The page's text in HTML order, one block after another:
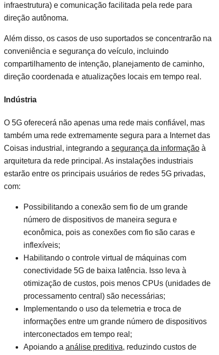
infraestrutura) e comunicação facilitada pela rede para
direção autônoma.
Além disso, os casos de uso suportados se concentrarão na
conveniência e segurança do veículo, incluindo
compartilhamento de intenção, planejamento de caminho,
direção coordenada e atualizações locais em tempo real.
Indústria
O 5G oferecerá não apenas uma rede mais confiável, mas
também uma rede extremamente segura para a Internet das
Coisas industrial, integrando a segurança da informação à
arquitetura da rede principal. As instalações industriais
estarão entre os principais usuários de redes 5G privadas,
com:
Possibilitando a conexão sem fio de um grande
número de dispositivos de maneira segura e
econômica, pois as conexões com fio são caras e
inflexíveis;
Habilitando o controle virtual de máquinas com
conectividade 5G de baixa latência. Isso leva à
otimização de custos, pois menos CPUs (unidades de
processamento central) são necessárias;
Implementando o uso da telemetria e troca de
informações entre um grande número de dispositivos
interconectados em tempo real;
Apoiando a análise preditiva, reduzindo custos de